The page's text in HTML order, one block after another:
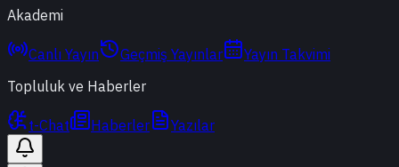
Akademi
Canlı Yayın Geçmiş Yayınlar
Yayın Takvimi
Topluluk ve Haberler
t-Chat Haberler Yazılar